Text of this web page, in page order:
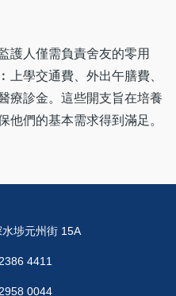
護人僅需負責舍友的零用
上學交通費、外出午膳費、
療診金。這些開支旨在培養
他們的基本需求得到滿足。
水埗元州街 15A
2386 4411
2958 0044